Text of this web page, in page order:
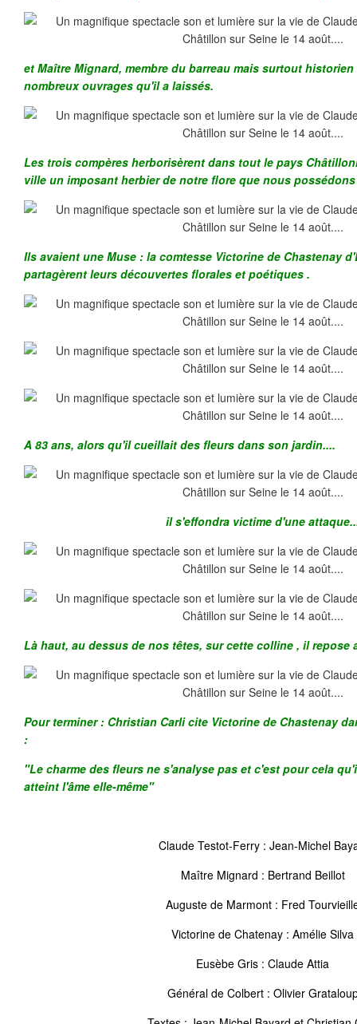
et Maître Mignard, membre du barreau mais surtout
nombreux ouvrages qu'il a laissés.
Les trois compères herborisèrent dans tout le pays
ville un imposant herbier de notre flore que nous
Ils avaient une Muse : la comtesse Victorine de Chastenay
partagèrent leurs découvertes florales et poétiques .
A 83 ans, alors qu'il cueillait des fleurs dans son jardin....
il s'effondra victime d'une
Là haut, au dessus de nos têtes, sur cette colline , il repose
Pour terminer : Christian Carli cite Victorine de Chastenay
:
"Le charme des fleurs ne s'analyse pas et c'est pour cela
atteint l'âme elle-même"
Claude Testot-Ferry : Jean-Michel
Maître Mignard : Bertrand Beillot
Auguste de Marmont : Fred
Victorine de Chatenay : Amélie Silva
Eusèbe Gris : Claude Attia
Général de Colbert : Olivier